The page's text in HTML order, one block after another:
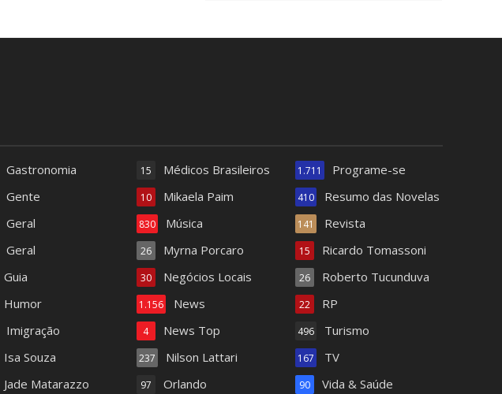
Gastronomia
Gente
Geral
Geral
Guia
Humor
Imigração
Isa Souza
Jade Matarazzo
Médicos Brasileiros
15
Mikaela Paim
10
Música
830
Myrna Porcaro
26
Negócios Locais
30
News
1.156
News Top
4
Nilson Lattari
237
Orlando
97
Programe-se
1.711
Resumo das Novelas
410
Revista
141
Ricardo Tomassoni
15
Roberto Tucunduva
26
RP
22
Turismo
496
TV
167
Vida & Saúde
90